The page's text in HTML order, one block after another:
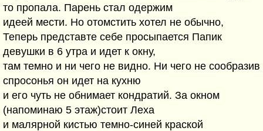
то пропала. Парень стал одержим
идеей мести. Но отомстить хотел не обычно,
Теперь представте себе просыпается Папик
девушки в 6 утра и идет к окну,
там темно и ни чего не видно. Ни чего не сообразив
спросонья он идет на кухню
и его чуть не обнимает кондратий. За окном
(напоминаю 5 этаж)стоит Леха
и малярной кистью темно-синей краской